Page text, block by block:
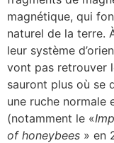
magnétique, qui
naturel de la terre.
leur système
vont pas retrouver
sauront plus où se
une ruche normale
(notamment le «
of honeybees » en